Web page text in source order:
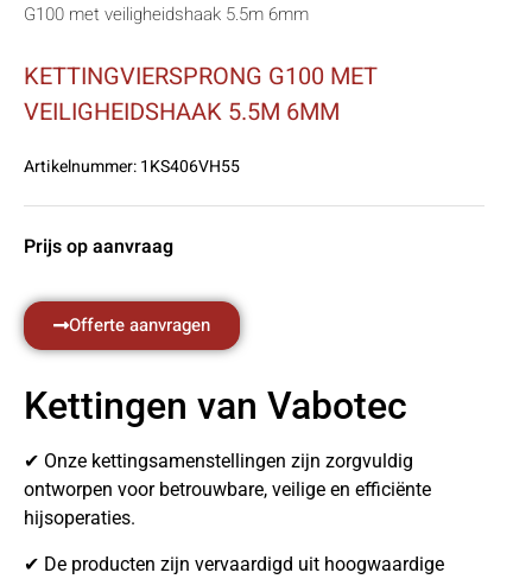
G100 met veiligheidshaak 5.5m 6mm
KETTINGVIERSPRONG G100 MET
VEILIGHEIDSHAAK 5.5M 6MM
Artikelnummer:1KS406VH55
Prijs op aanvraag
Offerte aanvragen
Kettingen van Vabotec
✔ Onze kettingsamenstellingen zijn zorgvuldig
ontworpen voor betrouwbare, veilige en efficiënte
hijsoperaties.
✔ De producten zijn vervaardigd uit hoogwaardige